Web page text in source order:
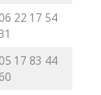
22 17 54
05 17 83 44
60